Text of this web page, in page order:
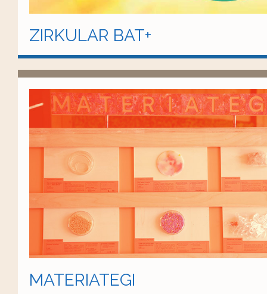
ZIRKULAR BAT+
MATERIATEGI